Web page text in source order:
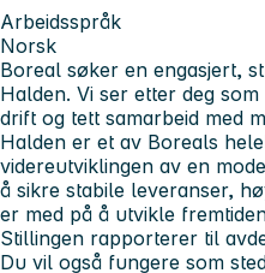
Arbeidsspråk
Norsk
Boreal søker en engasjert,
Halden. Vi ser etter deg
drift og tett samarbeid med
Halden er et av Boreals
videreutviklingen av en
å sikre stabile leveranser,
er med på å utvikle
Stillingen rapporterer til
Du vil også fungere som